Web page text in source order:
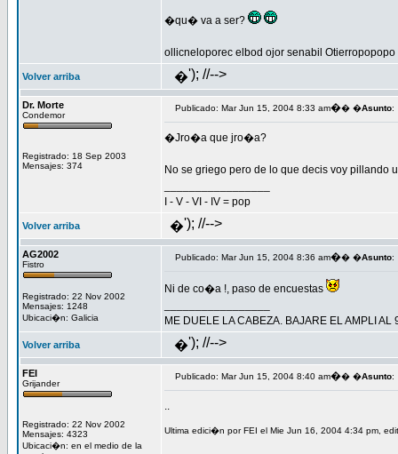
�qu� va a ser?
ollicneloporec elbod ojor senabil Otierropopopo
Volver arriba �'); //-->
Dr. Morte
Condemor
Registrado: 18 Sep 2003
Mensajes: 374
Publicado: Mar Jun 15, 2004 8:33 am�� �Asunto:
�Jro�a que jro�a?
No se griego pero de lo que decis voy pillando
I - V - VI - IV = pop
Volver arriba �'); //-->
AG2002
Fistro
Registrado: 22 Nov 2002
Mensajes: 1248
Ubicaci�n: Galicia
Publicado: Mar Jun 15, 2004 8:36 am�� �Asunto:
Ni de co�a !, paso de encuestas
ME DUELE LA CABEZA. BAJARE EL AMPLI AL
Volver arriba �'); //-->
FEI
Grijander
Registrado: 22 Nov 2002
Mensajes: 4323
Ubicaci�n: en el medio de la
Publicado: Mar Jun 15, 2004 8:40 am�� �Asunto:
..
Ultima edici�n por FEI el Mie Jun 16, 2004 4:34 pm,